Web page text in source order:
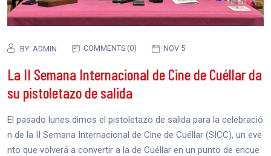
BY: ADMIN COMMENTS (0) NOV 5
La II Semana Internacional de Cine de Cuéllar da
su pistoletazo de salida
El pasado lunes dimos el pistoletazo de salida para la celebració
n de la II Semana Internacional de Cine de Cuéllar (SICC), un eve
nto que volverá a convertir a la de Cuéllar en un punto de encue